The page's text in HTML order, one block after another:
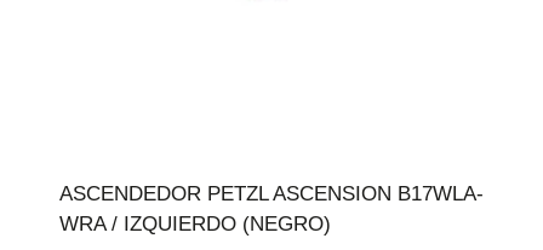
ASCENDEDOR PETZL ASCENSION B17WLA-
WRA / IZQUIERDO (NEGRO)